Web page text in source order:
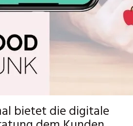
bietet die digitale